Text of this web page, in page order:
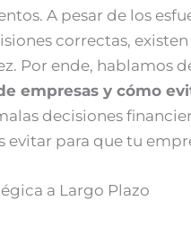
A pesar de los
correctas, existen
Por ende, hablamos
empresas y cómo
decisiones
para que tu
a Largo Plazo